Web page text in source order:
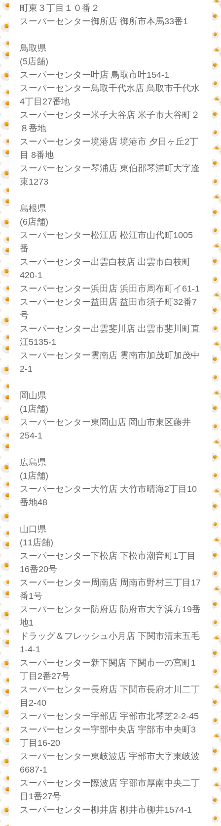
町東３丁目１０番２
スーパーセンター御所店 御所市本馬33番1
鳥取県
(5店舗)
スーパーセンター叶店 鳥取市叶154-1
スーパーセンター鳥取千代水店 鳥取市千代水
4丁目27番地
スーパーセンター米子大谷店 米子市大谷町２
８番地
スーパーセンター境港店 境港市 夕日ヶ丘2丁
目 8番地
スーパーセンター琴浦店 東伯郡琴浦町大字逢
束1273
島根県
(6店舗)
スーパーセンター松江店 松江市山代町1005
番
スーパーセンター出雲白枝店 出雲市白枝町
420-1
スーパーセンター浜田店 浜田市周布町イ61-1
スーパーセンター益田店 益田市須子町32番7
号
スーパーセンター出雲斐川店 出雲市斐川町直
江5135-1
スーパーセンター雲南店 雲南市加茂町加茂中
2-1
岡山県
(1店舗)
スーパーセンター東岡山店 岡山市東区藤井
254-1
広島県
(1店舗)
スーパーセンター大竹店 大竹市晴海2丁目10
番地48
山口県
(11店舗)
スーパーセンター下松店 下松市潮音町1丁目
16番20号
スーパーセンター周南店 周南市野村三丁目17
番1号
スーパーセンター防府店 防府市大字浜方19番
地1
ドラッグ＆フレッシュ小月店 下関市清末五毛
1-4-1
スーパーセンター新下関店 下関市一の宮町1
丁目2番27号
スーパーセンター長府店 下関市長府才川二丁
目2-40
スーパーセンター宇部店 宇部市北琴芝2-2-45
スーパーセンター宇部中央店 宇部市中央町3
丁目16-20
スーパーセンター東岐波店 宇部市大字東岐波
6687-1
スーパーセンター際波店 宇部市厚南中央二丁
目1番27号
スーパーセンター柳井店 柳井市柳井1574-1